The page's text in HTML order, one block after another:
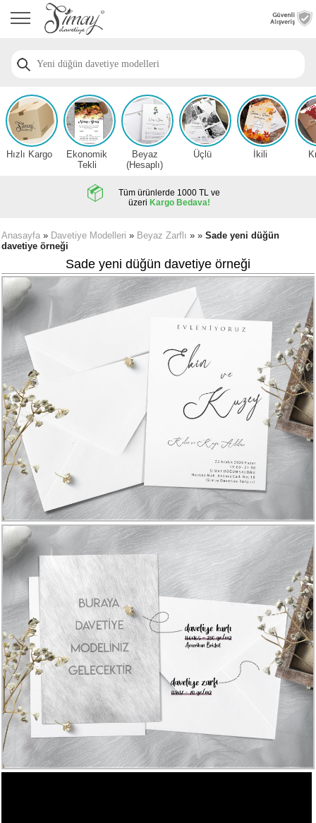
Anasayfa
Davetiye
Nişan
Davetiye
Modelleri
Düğün
Davetiye
Zarfsız,
Hesaplı
Davetiye
Modelleri
Karikatürlü
Davetiye
Modelleri
Sade
Düğün
Davetiye
Modelleri
Atatürk'lü
Davetiyeler
Papatyalı
Davetiye
Modelleri
Düğün
Davetiyeler
yeni
Numune
Talebi
(ücretsiz)
Gerçek
Müşteri
Yorumları
Yeni
Hızlı Kargo
Ekonomik
Tekli
Beyaz
(Hesaplı)
Üçlü İkili
Tüm ürünlerde 1000 TL ve
üzeri Kargo Bedava!
Anasayfa » Davetiye Modelleri » Beyaz Zarflı » » Sade yeni düğün
davetiye örneği
Sade yeni düğün davetiye örneği